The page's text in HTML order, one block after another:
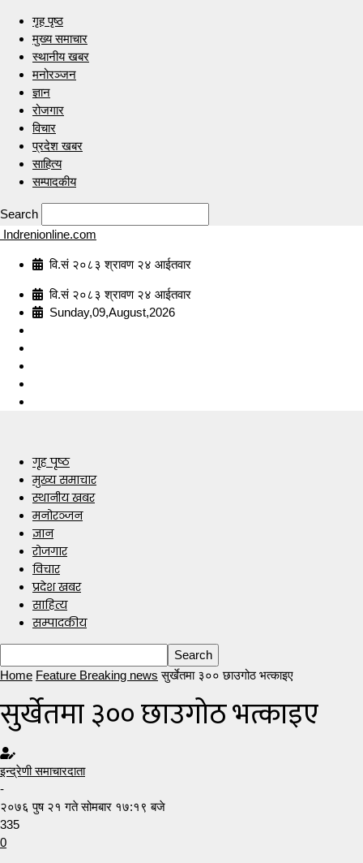
गृह पृष्ठ
मुख्य समाचार
स्थानीय खबर
मनोरञ्जन
ज्ञान
रोजगार
विचार
प्रदेश खबर
साहित्य
सम्पादकीय
Search
Indrenionline.com
वि.सं २०८३ श्रावण २४ आईतवार
वि.सं २०८३ श्रावण २४ आईतवार
Sunday,09,August,2026
गृह पृष्ठ
मुख्य समाचार
स्थानीय खबर
मनोरञ्जन
ज्ञान
रोजगार
विचार
प्रदेश खबर
साहित्य
सम्पादकीय
Home Feature Breaking news सुर्खेतमा ३०० छाउगोठ भत्काइए
सुर्खेतमा ३०० छाउगोठ भत्काइए
इन्द्रेणी समाचारदाता
-
२०७६ पुष २१ गते सोमबार १७:१९ बजे
335
0